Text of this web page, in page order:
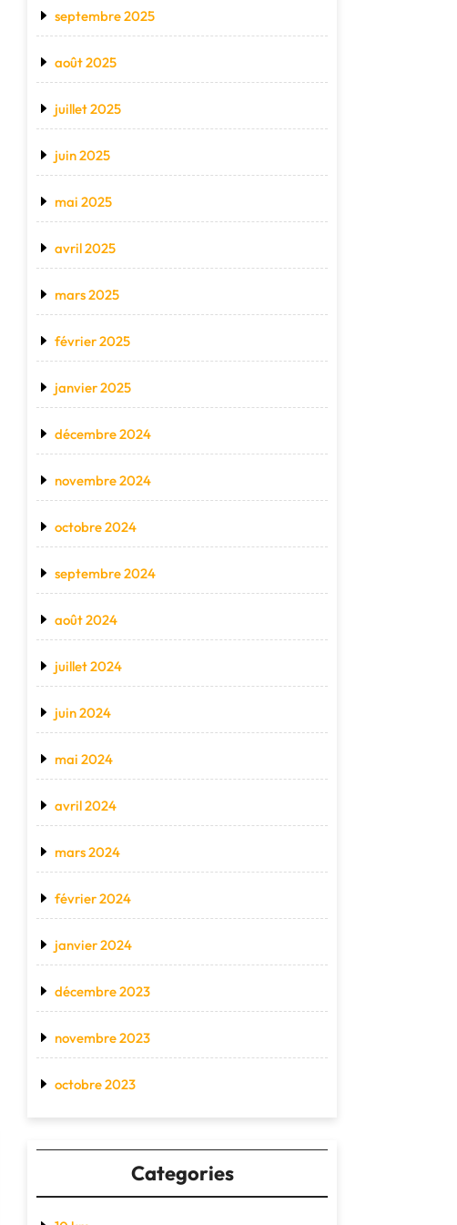
septembre 2025
août 2025
juillet 2025
juin 2025
mai 2025
avril 2025
mars 2025
février 2025
janvier 2025
décembre 2024
novembre 2024
octobre 2024
septembre 2024
août 2024
juillet 2024
juin 2024
mai 2024
avril 2024
mars 2024
février 2024
janvier 2024
décembre 2023
novembre 2023
octobre 2023
Categories